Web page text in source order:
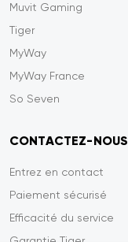
Muvit Gaming
Tiger
MyWay
MyWay France
So Seven
CONTACTEZ-NOUS
Entrez en contact
Paiement sécurisé
Efficacité du service